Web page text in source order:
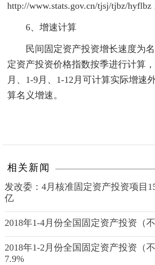
http://www.stats.gov.cn/tjsj/tjbz/hyflbz
6、增速计算
民间固定资产投资增长速度为名
定资产投资价格指数按季进行计算
月、1-9月、1-12月可计算实际增速
算名义增速。
相关新闻
发改委：4月核准固定资产投资项目
亿
2018年1-4月份全国固定资产投资（
2018年1-2月份全国固定资产投资（
7.9%